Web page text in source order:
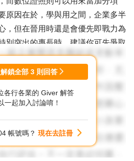
原因在於，學與用之間，企業多半
，但在晉用時還是會優先即戰力為
別突出的專長時，建議你可先爭取
待有面試機會時，則可以再凸顯自
位證照，相輔相成的爭取到面試官
鎖全部 3 則回答
各行各業的 Giver 解答
一起加入討論唷！
帳號嗎？ 現在去註冊